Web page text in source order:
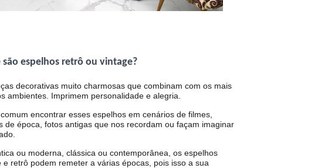
são espelhos retrô ou vintage?
decorativas muito charmosas que combinam com os mais
ambientes. Imprimem personalidade e alegria.
encontrar esses espelhos em cenários de filmes,
de época, fotos antigas que nos recordam ou façam imaginar
ou moderna, clássica ou contemporânea, os espelhos
e retrô podem remeter a várias épocas, pois isso a sua